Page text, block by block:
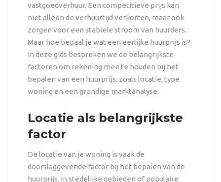
vastgoedverhuur. Een competitieve prijs kan
niet alleen de verhuurtijd verkorten, maar ook
zorgen voor een stabiele stroom van huurders.
Maar hoe bepaal je wat een eerlijke huurprijs is?
In deze gids bespreken we de belangrijkste
factoren om rekening mee te houden bij het
bepalen van een huurprijs, zoals locatie, type
woning en een grondige marktanalyse.
Locatie als belangrijkste
factor
De locatie van je woning is vaak de
doorslaggevende factor bij het bepalen van de
huurprijs. In stedelijke gebieden of populaire